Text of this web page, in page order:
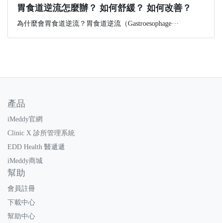
胃食道逆流怎麼辦？ 如何舒緩？ 如何改善？
為什麼會胃食道逆流？胃食道逆流（Gastroesophage···
產品
iMeddy官網
Clinic X 診所管理系統
EDD Health 醫遞遞
iMeddy商城
幫助
會員註冊
下載中心
幫助中心